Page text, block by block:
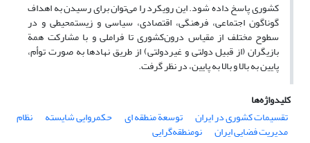
کشوری پاسخ داده شود. این رویکرد را می‌توان برای رسیدن به اهداف
گوناگون اجتماعی، فرهنگی، اقتصادی، سیاسی و زیست­محیطی و در
سطوح مختلف از مقیاس درون‌کشوری تا فراملی و با مشارکت همة
بازیگران (از قبیل دولتی و غیردولتی) از طریق نهادها به صورت توأم،
پایین به بالا و بالا به پایین، در نظر گرفت.
کلیدواژه‌ها
تقسیمات کشوری در ایران
توسعة منطقه ای حکمروایی شایسته نظام
مدیریت فضایی ایران
نومنطقه‌گرایی